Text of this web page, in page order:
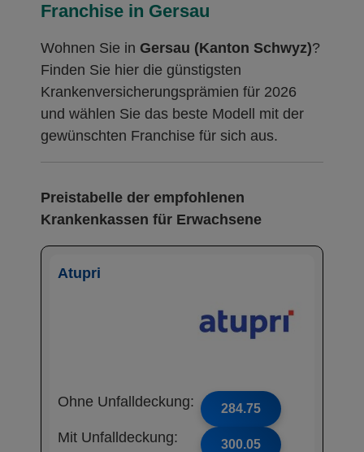
Franchise in Gersau
Wohnen Sie in Gersau (Kanton Schwyz)?
Finden Sie hier die günstigsten
Krankenversicherungsprämien für 2026
und wählen Sie das beste Modell mit der
gewünschten Franchise für sich aus.
Preistabelle der empfohlenen
Krankenkassen für Erwachsene
Atupri
Ohne Unfalldeckung: 284.75
Mit Unfalldeckung: 300.05